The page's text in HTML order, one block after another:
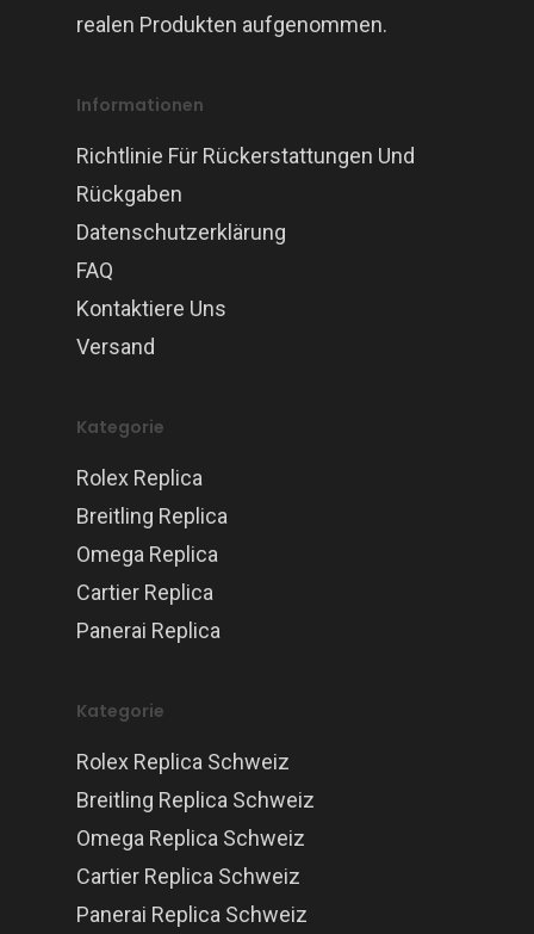
realen Produkten aufgenommen.
Informationen
Richtlinie Für Rückerstattungen Und
Rückgaben
Datenschutzerklärung
FAQ
Kontaktiere Uns
Versand
Kategorie
Rolex Replica
Breitling Replica
Omega Replica
Cartier Replica
Panerai Replica
Kategorie
Rolex Replica Schweiz
Breitling Replica Schweiz
Omega Replica Schweiz
Cartier Replica Schweiz
Panerai Replica Schweiz